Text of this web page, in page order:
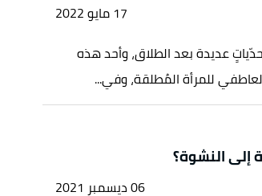
17 مايو 2022
عديدة بعد الطلاق، وأحد هذه
للمرأة المُطلقة، وفي...
إلى النشوة؟
06 ديسمبر 2021